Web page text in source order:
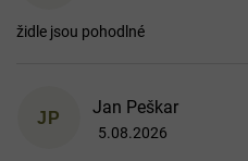
židle jsou pohodlné
JP
Jan Peškar
Hodnocení obchodu je
5.08.2026